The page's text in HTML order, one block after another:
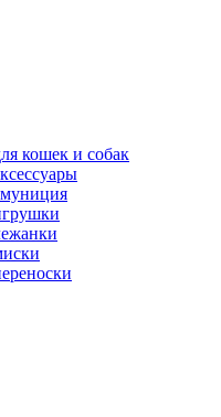
кошек и собак